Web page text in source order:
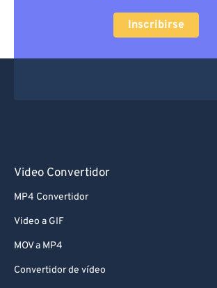
Inscribirse
Video Convertidor
MP4 Convertidor
Video a GIF
MOV a MP4
Convertidor de vídeo